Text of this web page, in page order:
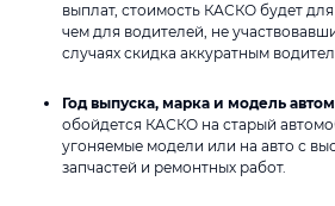
выплат, стоимость КАСКО будет
чем для водителей, не
случаях скидка аккуратным
Год выпуска, марка и модель
обойдется КАСКО на старый
угоняемые модели или на авто с
запчастей и ремонтных работ.